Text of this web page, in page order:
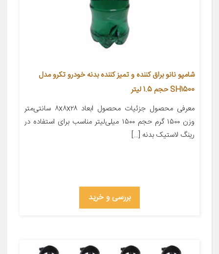
شامپو نانو براق کننده و تمیز کننده بدنه خودرو تکرو مدل
SH1500 حجم 1.5 لیتر
معرفی محصول جزئیات محصول ابعاد ۸x۸x۲۸ سانتی‌متر
وزن ۱۵۰۰ گرم حجم ۱۵۰۰ میلی‌لیتر مناسب برای استفاده در
رینگ لاستیک بدنه […]
بررسی و خرید